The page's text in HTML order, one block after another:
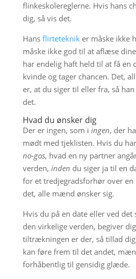
flinkeskolereglerne. Hvis hans
dig, så vis det.
Hans flirtetekniker måske ikke
måske ikke god til at aflæse
har endelig haft held til at få en
kvinde og tager chancen. Det,
er, at du siger til eller fra, så
det.
Hvad du ønsker dig
Der er ingen, som i ingen, der
mødt med tjeklisten. Hvis du
no-gos, hvad en ny partner
verden, inden du siger ja til en
for et tredjegradsforhør over en
det, alle mænd ønsker sig.
Hvis du på en date eller ved det
den virkelige verden, begiver
tiltrækningen er der, så tillad
kan føre frem til det andet,
forhåbentlig til gensidig glæde.